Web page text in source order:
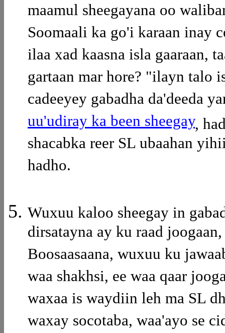
maamul sheegayana oo
Soomaali ka go'i karaan inay
ilaa xad kaasna isla gaaraan,
gartaan mar hore? "ilayn talo
cadeeyey gabadha da'deeda
uu'udiray ka been sheegay,
shacabka reer SL ubaahan
hadho.
Wuxuu kaloo sheegay in
dirsatayna ay ku raad
Boosaasaana, wuxuu ku
waa shakhsi, ee waa qaar
waxaa is waydiin leh ma SL
waxay socotaba, waa'ayo se